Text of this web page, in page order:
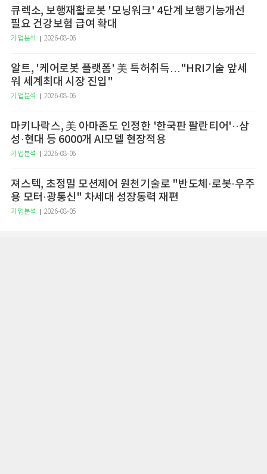
큐렉소, 보행재활로봇 '모닝워크' 4단계 보행기능개선
필요 건강보험 급여 확대
기업분석 2026-08-06
알트, '케어로봇 플랫폼' 美 특허취득…"HRI기술 앞세
워 세계최대 시장 진입"
기업분석 2026-08-06
마키나락스, 美 아마존도 인정한 '한국판 팔란티어'··삼
성·현대 등 6000개 AI모델 현장적용
기업분석 2026-08-06
져스텍, 초정밀 모션제어 원천기술로 "반도체·로봇·우주
용 모터·광통신" 차세대 성장동력 재편
기업분석 2026-08-05